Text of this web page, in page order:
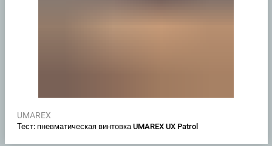
UMAREX
Тест: пневматическая винтовка UMAREX UX Patrol